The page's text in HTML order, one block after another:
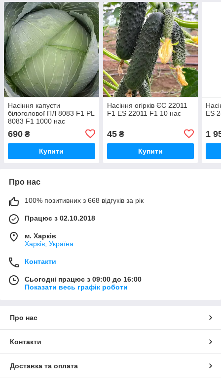
Насіння капусти
білоголової ПЛ 8083 F1 PL
8083 F1 1000 нас
690 ₴
Купити
Насіння огірків ЄС 22011
F1 ES 22011 F1 10 нас
45₴
Купити
ES
1
Про нас
100% позитивних з 668 відгуків за рік
Працює з 02.10.2018
м. Харків
Харків, Україна
Контакти
Сьогодні працює з 09:00 до 16:00
Показати весь графік роботи
Про нас
Контакти
Доставка та оплата